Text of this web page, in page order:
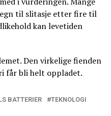
til slitasje etter fire til
kan levetiden
Den virkelige fienden
får bli helt oppladet.
BATTERIER TEKNOLOGI